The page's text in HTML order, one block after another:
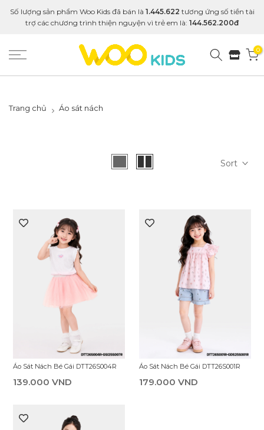
Số lượng sản phẩm Woo Kids đã bán là 1.445.622 tương ứng số tiền tài
trợ các chương trình thiện nguyện vì trẻ em là: 144.562.200đ
0
Trang chủ Áo sát nách
Sort
Áo Sát Nách Bé Gái DTT26S004R
139.000 VND
Áo Sát Nách Bé Gái DTT26S001R
179.000 VND